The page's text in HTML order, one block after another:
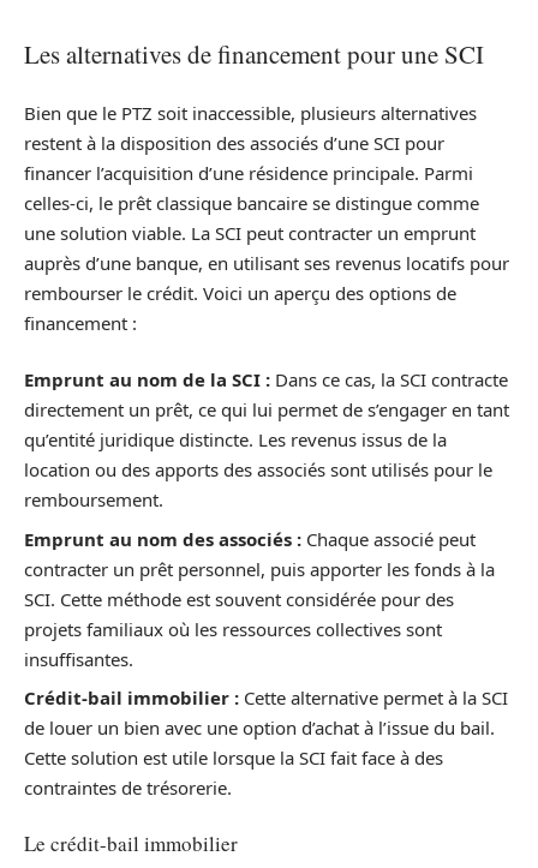
Les alternatives de financement pour une SCI
Bien que le PTZ soit inaccessible, plusieurs alternatives
restent à la disposition des associés d’une SCI pour
financer l’acquisition d’une résidence principale. Parmi
celles-ci, le prêt classique bancaire se distingue comme
une solution viable. La SCI peut contracter un emprunt
auprès d’une banque, en utilisant ses revenus locatifs pour
rembourser le crédit. Voici un aperçu des options de
financement :
Emprunt au nom de la SCI : Dans ce cas, la SCI contracte
directement un prêt, ce qui lui permet de s’engager en tant
qu’entité juridique distincte. Les revenus issus de la
location ou des apports des associés sont utilisés pour le
remboursement.
Emprunt au nom des associés : Chaque associé peut
contracter un prêt personnel, puis apporter les fonds à la
SCI. Cette méthode est souvent considérée pour des
projets familiaux où les ressources collectives sont
insuffisantes.
Crédit-bail immobilier : Cette alternative permet à la SCI
de louer un bien avec une option d’achat à l’issue du bail.
Cette solution est utile lorsque la SCI fait face à des
contraintes de trésorerie.
Le crédit-bail immobilier